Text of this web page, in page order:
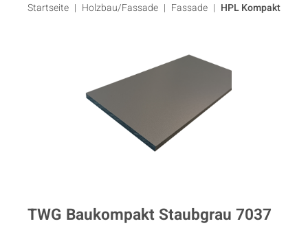
Startseite Holzbau/Fassade | Fassade | HPL Kompakt
TWG Baukompakt Staubgrau 7037